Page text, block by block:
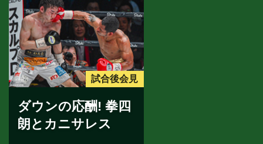
試合後会見
ダウンの応酬! 拳四
朗とカニサレス